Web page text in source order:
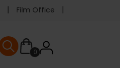
Film Office
0User
User menu